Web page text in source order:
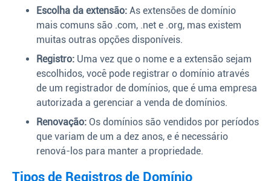
Escolha da extensão: As extensões de domínio
mais comuns são .com, .net e .org, mas existem
muitas outras opções disponíveis.
Registro: Uma vez que o nome e a extensão sejam
escolhidos, você pode registrar o domínio através
de um registrador de domínios, que é uma empresa
autorizada a gerenciar a venda de domínios.
Renovação: Os domínios são vendidos por períodos
que variam de um a dez anos, e é necessário
renová-los para manter a propriedade.
Tipos de Registros de Domínio